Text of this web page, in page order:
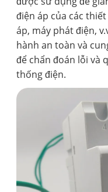
điện áp của các
áp, máy phát điện,
hành an toàn và
để chẩn đoán lỗi và
thống điện.